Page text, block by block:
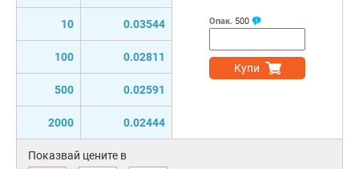
10 0.03544
100 0.02811
500 0.02591
2000 0.02444
Опак. 500
Купи
Показвай цените в